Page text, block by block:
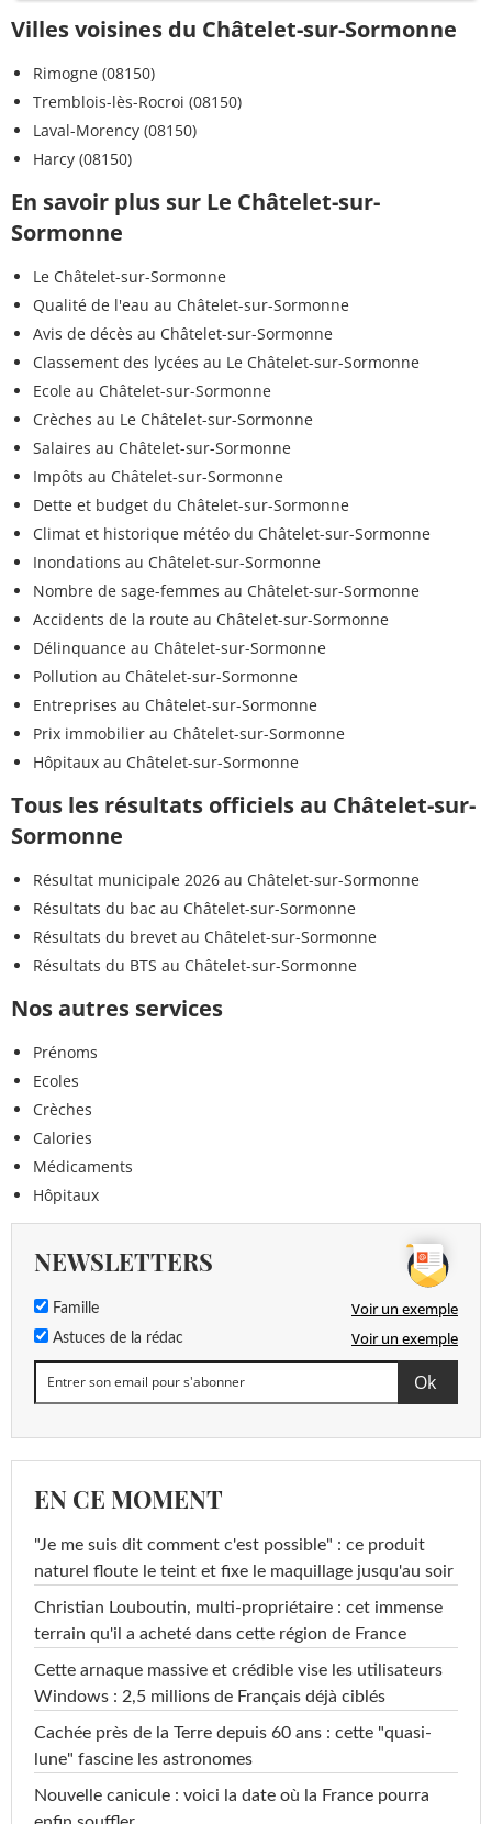
Villes voisines du Châtelet-sur-Sormonne
Rimogne (08150)
Tremblois-lès-Rocroi (08150)
Laval-Morency (08150)
Harcy (08150)
En savoir plus sur Le Châtelet-sur-
Sormonne
Le Châtelet-sur-Sormonne
Qualité de l'eau au Châtelet-sur-Sormonne
Avis de décès au Châtelet-sur-Sormonne
Classement des lycées au Le Châtelet-sur-Sormonne
Ecole au Châtelet-sur-Sormonne
Crèches au Le Châtelet-sur-Sormonne
Salaires au Châtelet-sur-Sormonne
Impôts au Châtelet-sur-Sormonne
Dette et budget du Châtelet-sur-Sormonne
Climat et historique météo du Châtelet-sur-Sormonne
Inondations au Châtelet-sur-Sormonne
Nombre de sage-femmes au Châtelet-sur-Sormonne
Accidents de la route au Châtelet-sur-Sormonne
Délinquance au Châtelet-sur-Sormonne
Pollution au Châtelet-sur-Sormonne
Entreprises au Châtelet-sur-Sormonne
Prix immobilier au Châtelet-sur-Sormonne
Hôpitaux au Châtelet-sur-Sormonne
Tous les résultats officiels au Châtelet-sur-
Sormonne
Résultat municipale 2026 au Châtelet-sur-Sormonne
Résultats du bac au Châtelet-sur-Sormonne
Résultats du brevet au Châtelet-sur-Sormonne
Résultats du BTS au Châtelet-sur-Sormonne
Nos autres services
Prénoms
Ecoles
Crèches
Calories
Médicaments
Hôpitaux
NEWSLETTERS
Famille Voir un exemple
Astuces de la rédac Voir un exemple
EN CE MOMENT
"Je me suis dit comment c'est possible" : ce produit
naturel floute le teint et fixe le maquillage jusqu'au soir
Christian Louboutin, multi-propriétaire : cet immense
terrain qu'il a acheté dans cette région de France
Cette arnaque massive et crédible vise les utilisateurs
Windows : 2,5 millions de Français déjà ciblés
Cachée près de la Terre depuis 60 ans : cette "quasi-
lune" fascine les astronomes
Nouvelle canicule : voici la date où la France pourra